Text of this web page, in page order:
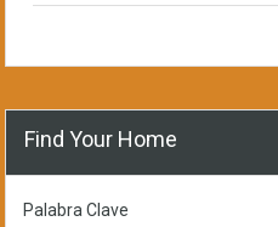
Find Your Home
Palabra Clave